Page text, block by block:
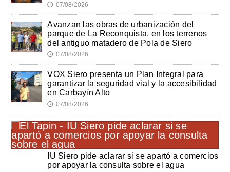
🕔 07/08/2026
Avanzan las obras de urbanización del
parque de La Reconquista, en los terrenos
del antiguo matadero de Pola de Siero
🕔 07/08/2026
VOX Siero presenta un Plan Integral para
garantizar la seguridad vial y la accesibilidad
en Carbayín Alto
🕔 07/08/2026
IU Siero pide aclarar si se apartó a comercios
por apoyar la consulta sobre el agua